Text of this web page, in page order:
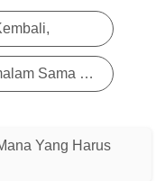
Sesi Perdagangan Semalam Sama Volatilnya Seperti Sebelumnya
Yang Harus